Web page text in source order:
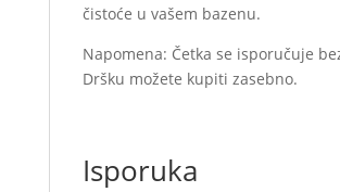
čistoće u vašem bazenu.
Napomena: Četka se isporučuje
Dršku možete kupiti zasebno.
Isporuka